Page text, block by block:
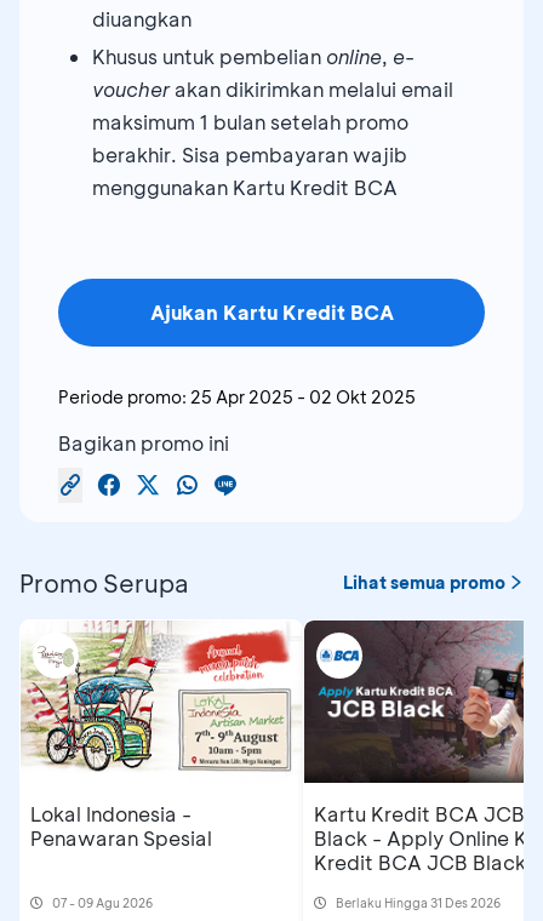
diuangkan
Khusus untuk pembelian online, e-
voucherakan dikirimkan melalui email
maksimum 1 bulan setelah promo
berakhir. Sisa pembayaran wajib
menggunakan Kartu Kredit BCA
Ajukan Kartu Kredit BCA
Periode promo: 25 Apr 2025 - 02 Okt 2025
Bagikan promo ini
Promo Serupa Lihat semua promo
Lokal Indonesia -
Penawaran Spesial
07 - 09 Agu 2026
Kartu Kredit BCA JCB
Black - Apply Online
Kredit BCA JCB Black
Rp500 Ribu
Berlaku Hingga 31 Des 2026